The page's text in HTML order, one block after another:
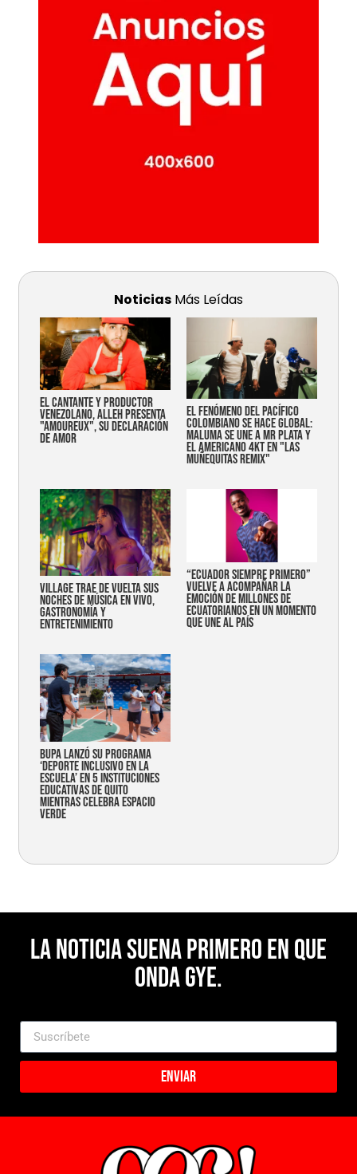
Noticias Más Leídas
EL CANTANTE Y PRODUCTOR
VENEZOLANO, ALLEH PRESENTA
"AMOUREUX", SU DECLARACIÓN
DE AMOR
EL FENÓMENO DEL PACÍFICO
COLOMBIANO SE HACE GLOBAL:
MALUMA SE UNE A MR PLATA Y
EL AMERICANO 4KT EN "LAS
MUÑEQUITAS REMIX"
Village trae de vuelta sus
noches de música en vivo,
gastronomía y
entretenimiento
“Ecuador siempre primero”
vuelve a acompañar la
emoción de millones de
ecuatorianos en un momento
que une al país
Bupa lanzó su programa
‘Deporte Inclusivo en la
Escuela’ en 5 instituciones
educativas de Quito
mientras celebra espacio
verde
La noticia suena primero en Que
Onda Gye.
Enviar